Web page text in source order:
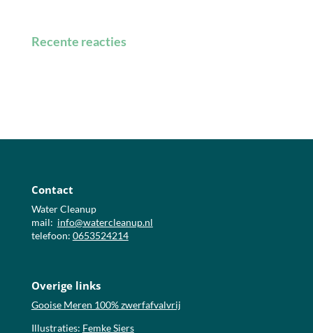
Recente reacties
Contact
Water Cleanup
mail: info@watercleanup.nl
telefoon: 0653524214
Overige links
Gooise Meren 100% zwerfafvalvrij
Illustraties: Femke Siers